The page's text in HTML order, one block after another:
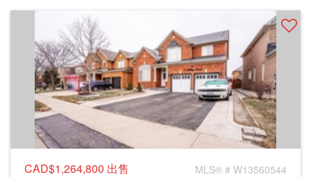
CAD$1,264,800 出售 MLS® # W13560544